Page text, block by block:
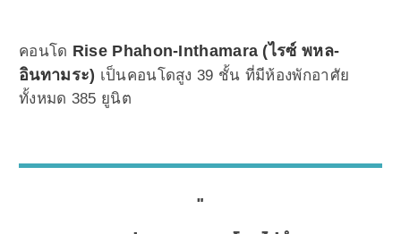
คอนโด Rise Phahon-Inthamara (ไรซ์ พหล-
อินทามระ) เป็นคอนโดสูง 39 ชั้น ที่มีห้องพักอาศัย
ทั้งหมด 385 ยูนิต